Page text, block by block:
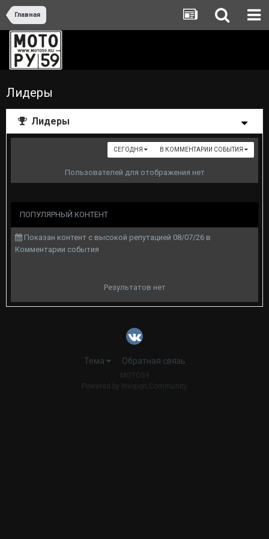
Главная
Лидеры
Лидеры
В КОММЕНТАРИИ СОБЫТИЯ
СЕГОДНЯ
Пользователей для отображения нет
ПОПУЛЯРНЫЙ КОНТЕНТ
Показан контент с высокой репутацией 08/07/26 в
Комментарии события
Результатов нет
Тема Обратная связь
MOTO59
Powered by Invision Community